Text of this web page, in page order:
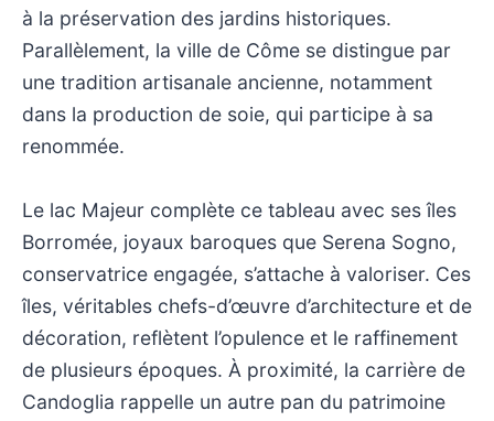
à la préservation des jardins historiques.
Parallèlement, la ville de Côme se distingue par
une tradition artisanale ancienne, notamment
dans la production de soie, qui participe à sa
renommée.
Le lac Majeur complète ce tableau avec ses îles
Borromée, joyaux baroques que Serena Sogno,
conservatrice engagée, s’attache à valoriser. Ces
îles, véritables chefs-d’œuvre d’architecture et de
décoration, reflètent l’opulence et le raffinement
de plusieurs époques. À proximité, la carrière de
Candoglia rappelle un autre pan du patrimoine